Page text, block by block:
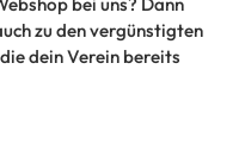
bei uns? Dann
zu den vergünstigten
dein Verein bereits